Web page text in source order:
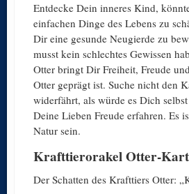
Entdecke Dein inneres Kind,
einfachen Dinge des Lebens zu
Dir eine gesunde Neugierde zu
musst kein schlechtes Gewissen
Otter bringt Dir Freiheit, Freude
Otter geprägt ist. Suche nicht den
widerfährt, als würde es Dich
Deine Lieben Freude erfahren. Es
Natur sein.
Krafttierorakel Otter-
Der Schatten des Krafttiers Otter: